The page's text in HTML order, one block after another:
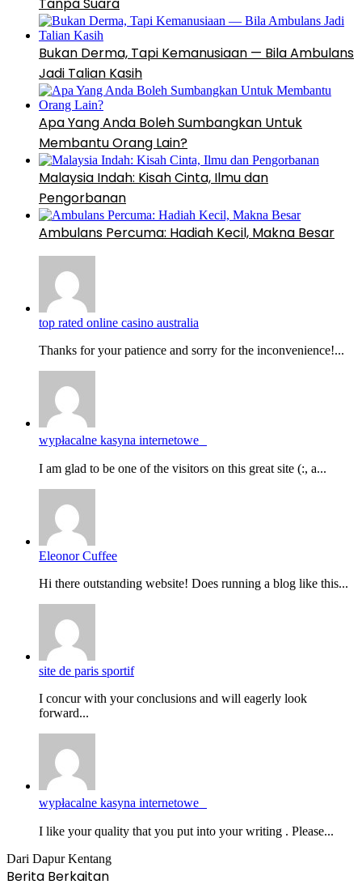
Bukan Derma, Tapi Kemanusiaan — Bila Ambulans
Jadi Talian Kasih
Apa Yang Anda Boleh Sumbangkan Untuk
Membantu Orang Lain?
Malaysia Indah: Kisah Cinta, Ilmu dan
Pengorbanan
Ambulans Percuma: Hadiah Kecil, Makna Besar
top rated online casino australia
Thanks for your patience and sorry for the inconvenience!...
wypłacalne kasyna internetowe
I am glad to be one of the visitors on this great site (:, a...
Eleonor Cuffee
Hi there outstanding website! Does running a blog like this...
site de paris sportif
I concur with your conclusions and will eagerly look
forward...
wypłacalne kasyna internetowe
I like your quality that you put into your writing . Please...
Dari Dapur Kentang
Berita Berkaitan